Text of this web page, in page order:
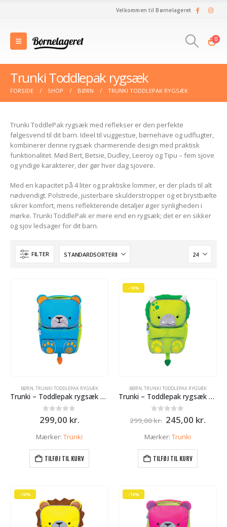
Velkommen til Børnelageret
0
Trunki Toddlepak rygsæk
FORSIDE SHOP BØRN TRUNKI TODDLEPAK RYGSÆK
Trunki ToddlePak rygsæk med reflekser er den perfekte
følgesvend til dit barn. Ideel til vuggestue, børnehave og udflugter,
kombinerer denne rygsæk charmerende design med praktisk
funktionalitet. Mød Bert, Betsie, Dudley, Leeroy og Tipu – fem sjove
og yndige karakterer, der gør hver dag sjovere.
Med en kapacitet på 4 liter og praktiske lommer, er der plads til alt
nødvendigt. Polstrede, justerbare skulderstropper og et brystbælte
sikrer komfort, mens reflekterende detaljer øger synligheden i
mørke. Trunki ToddlePak er mere end en rygsæk; det er en sikker
og sjov ledsager for dit barn.
FILTER
BØRN,TRUNKI TODDLEPAK RYGSÆK
Trunki – Toddlepak rygsæk – Blå
0ud af 5
299,00 kr.
Mærker: Trunki
TILFØJ TIL KURV
-18%
BØRN,TRUNKI TODDLEPAK RYGSÆK
Trunki – Toddlepak rygsæk – Dino
ud af 5
299,00kr. Den
oprindelige
pris
299,00 kr..
245,00 kr.Den
Mærker: Trunki
TILFØJ TIL KURV
-18% -18%